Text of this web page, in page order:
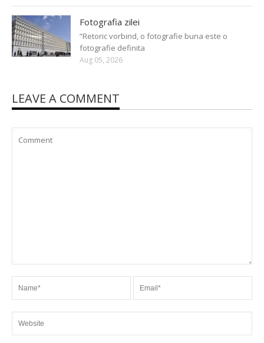
Fotografia zilei
“Retoric vorbind, o fotografie buna este o
fotografie definita
Aug 05, 2026
LEAVE A COMMENT